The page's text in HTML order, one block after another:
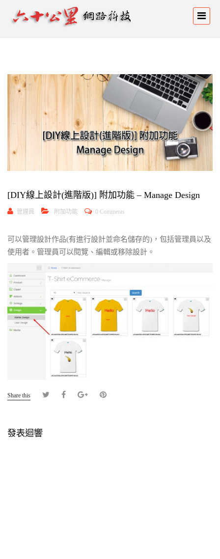
[DIY線上設計(進階版)] 附加功能 – Manage Design
管理員 附加功能 0 Comments
可以管理設計作品(有進行設計並命名儲存的)，包括管理員以及
使用者。管理員可以閱覽、編輯或移除設計。
Share this
發表迴響